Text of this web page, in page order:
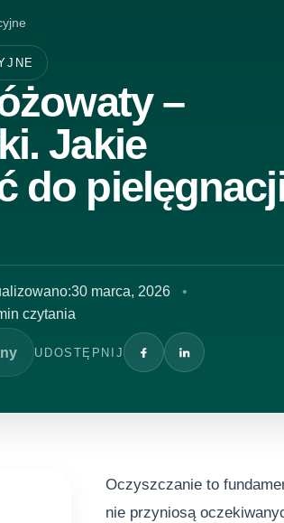
–
Jakie
do
30 marca, 2026
czytania
UDOSTĘPNIJ
Oczyszczanie to
nie przyniosą